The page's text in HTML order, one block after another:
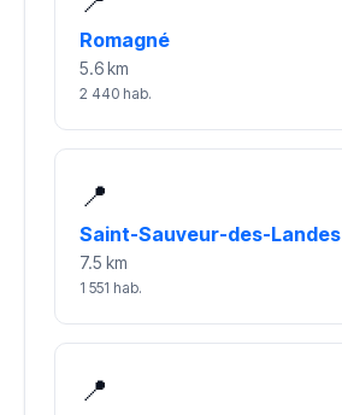
Romagné
5.6 km
2 440 hab.
📍
Saint-Sauveur-des-Landes
7.5 km
1 551 hab.
📍